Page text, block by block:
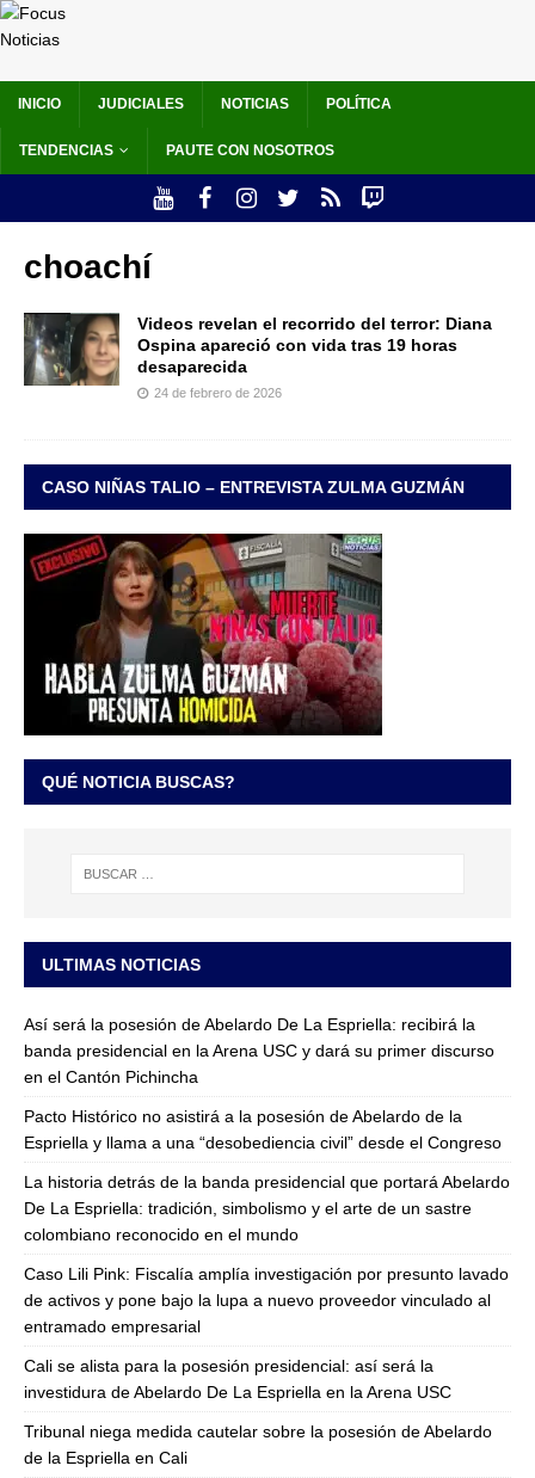
INICIO JUDICIALES NOTICIAS POLÍTICA
TENDENCIAS PAUTE CON NOSOTROS
choachí
Videos revelan el recorrido del terror: Diana
Ospina apareció con vida tras 19 horas
desaparecida
24 de febrero de 2026
CASO NIÑAS TALIO – ENTREVISTA ZULMA GUZMÁN
QUÉ NOTICIA BUSCAS?
ULTIMAS NOTICIAS
Así será la posesión de Abelardo De La Espriella: recibirá la
banda presidencial en la Arena USC y dará su primer discurso
en el Cantón Pichincha
Pacto Histórico no asistirá a la posesión de Abelardo de la
Espriella y llama a una “desobediencia civil” desde el Congreso
La historia detrás de la banda presidencial que portará Abelardo
De La Espriella: tradición, simbolismo y el arte de un sastre
colombiano reconocido en el mundo
Caso Lili Pink: Fiscalía amplía investigación por presunto lavado
de activos y pone bajo la lupa a nuevo proveedor vinculado al
entramado empresarial
Cali se alista para la posesión presidencial: así será la
investidura de Abelardo De La Espriella en la Arena USC
Tribunal niega medida cautelar sobre la posesión de Abelardo
de la Espriella en Cali